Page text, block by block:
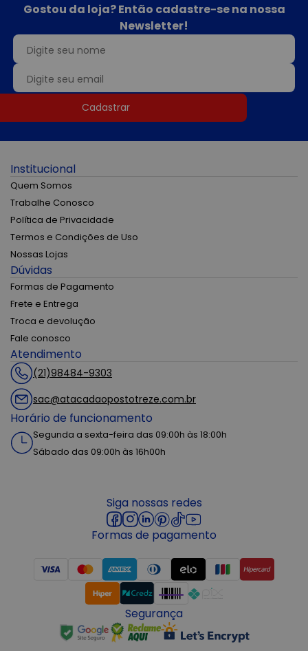
Gostou da loja? Então cadastre-se na nossa
Newsletter!
Cadastrar
Institucional
Quem Somos
Trabalhe Conosco
Política de Privacidade
Termos e Condições de Uso
Nossas Lojas
Dúvidas
Formas de Pagamento
Frete e Entrega
Troca e devolução
Fale conosco
Atendimento
(21)98484-9303
sac@atacadaopostotreze.com.br
Horário de funcionamento
Segunda a sexta-feira das 09:00h às 18:00h
Sábado das 09:00h às 16h00h
Siga nossas redes
Formas de pagamento
Segurança